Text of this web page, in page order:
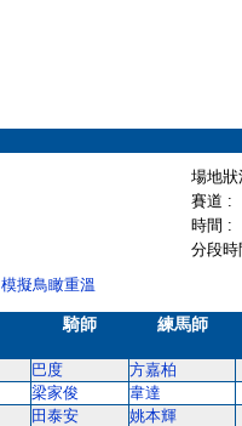
場地
賽道 :
時間 :
分段
模擬鳥瞰重溫
騎師 練馬師
巴度 方嘉柏
梁家俊 韋達
田泰安 姚本輝